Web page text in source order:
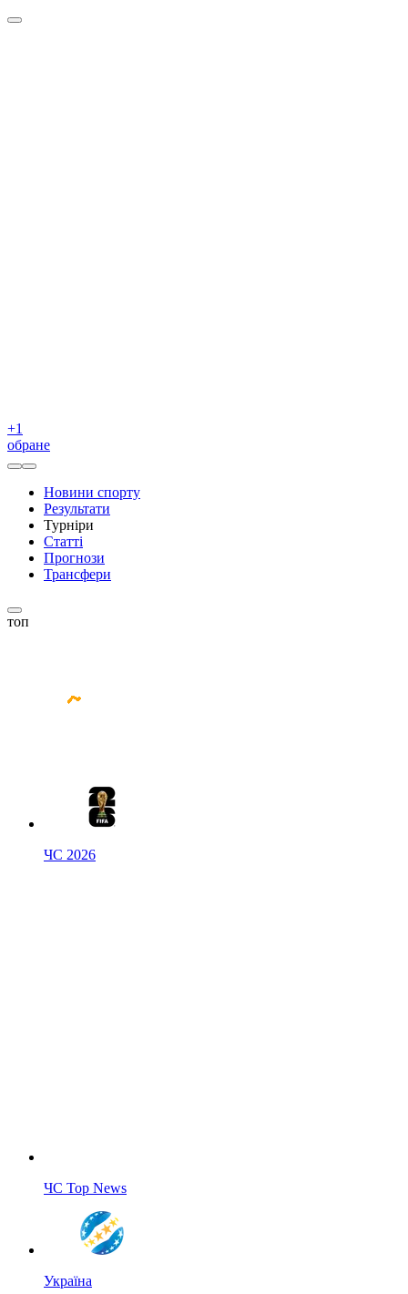
+1
обране
Новини спорту
Результати
Турніри
Статті
Прогнози
Трансфери
топ
ЧС 2026
ЧС Top News
Україна